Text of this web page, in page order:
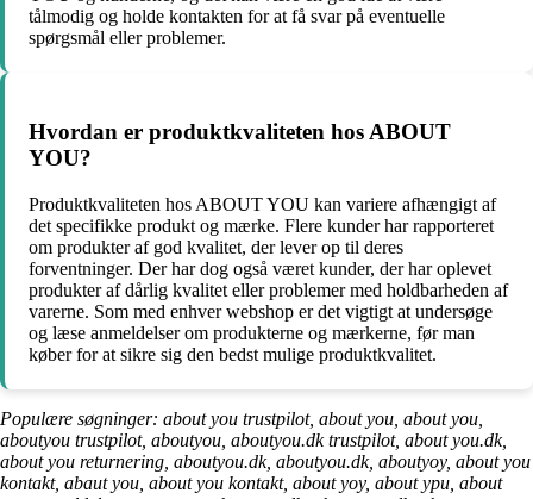
tålmodig og holde kontakten for at få svar på eventuelle
spørgsmål eller problemer.
Hvordan er produktkvaliteten hos ABOUT
YOU?
Produktkvaliteten hos ABOUT YOU kan variere afhængigt af
det specifikke produkt og mærke. Flere kunder har rapporteret
om produkter af god kvalitet, der lever op til deres
forventninger. Der har dog også været kunder, der har oplevet
produkter af dårlig kvalitet eller problemer med holdbarheden af
varerne. Som med enhver webshop er det vigtigt at undersøge
og læse anmeldelser om produkterne og mærkerne, før man
køber for at sikre sig den bedst mulige produktkvalitet.
Populære søgninger: about you trustpilot, about you, about you,
aboutyou trustpilot, aboutyou, aboutyou.dk trustpilot, about you.dk,
about you returnering, aboutyou.dk, aboutyou.dk, aboutyoy, about you
kontakt, abaut you, about you kontakt, about yoy, about ypu, about